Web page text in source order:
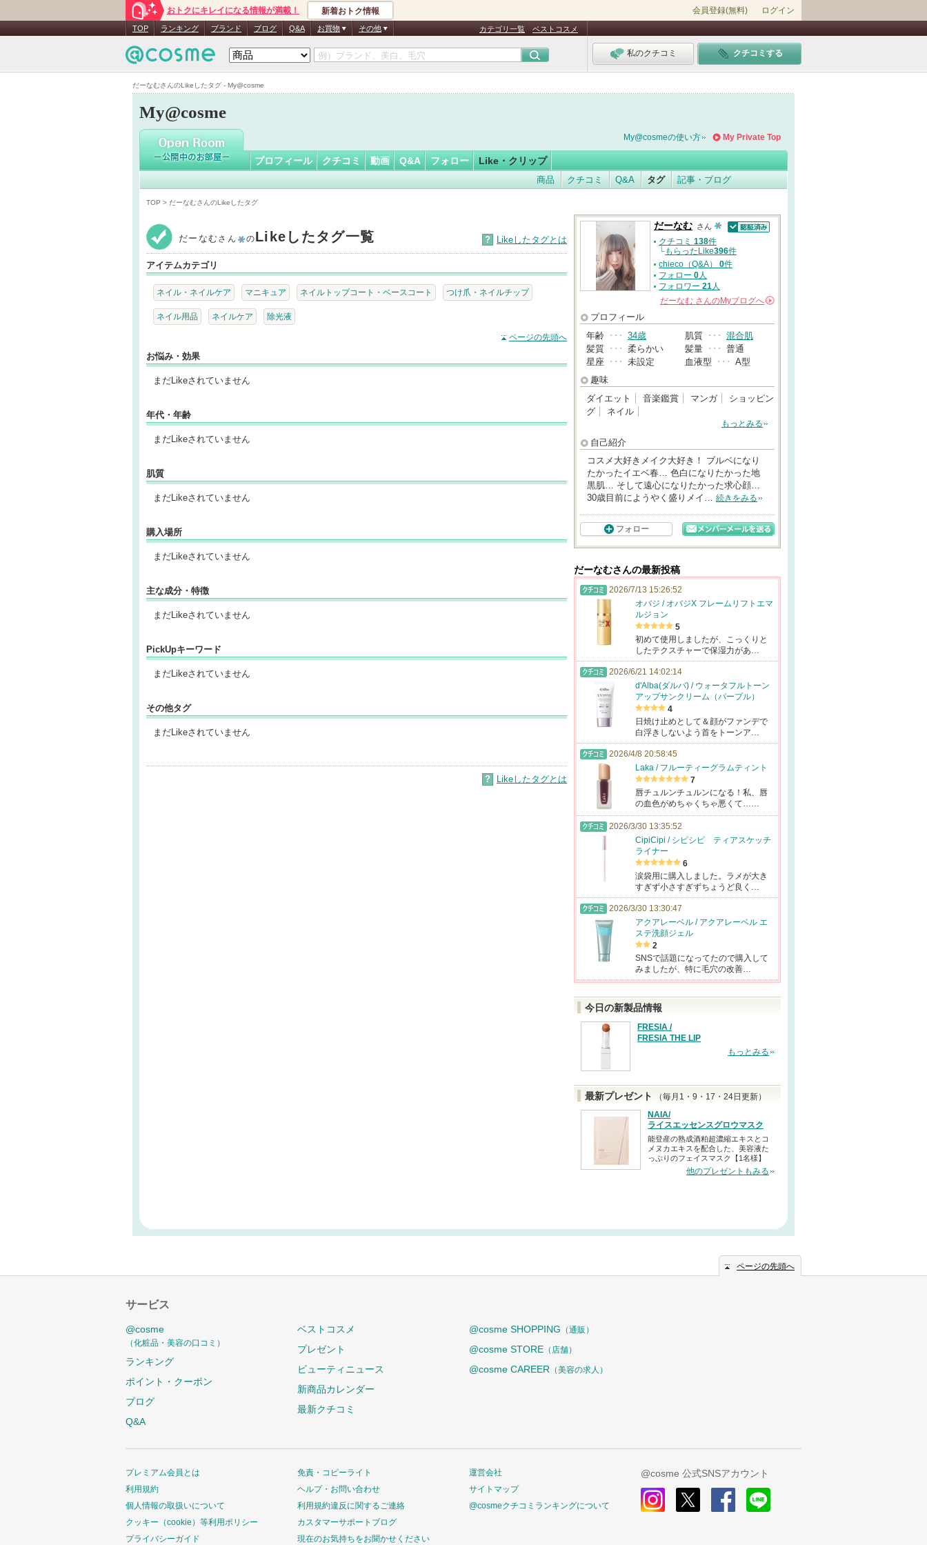
だーなむさんのLikeしたタグ - My@cosme
おトクにキレイになる情報が満載！ 新着おトク情報 会員登録(無料) ログイン
TOP ランキング ブランド ブログ Q&A お買物 その他 カテゴリ一覧 ベストコスメ
私のクチコミ クチコミする
My@cosme
だーなむさん
認
証
My Private Top
My@cosmeの使い方
プロフィール クチコミ 動画 Q&A フォロー Like・クリップ
商品 クチコミ Q&A タグ 記事・ブログ
TOP > だーなむさんのLikeしたタグ
だーなむ さん のLikeしたタグ一覧 ? Likeしたタグとは
アイテムカテゴリ
ネイル・ネイルケア マニキュア ネイルトップコート・ベースコート つけ爪・ネイルチップ
ネイル用品 ネイルケア 除光液
ページの先頭へ
お悩み・効果
まだLikeされていません
年代・年齢
まだLikeされていません
肌質
まだLikeされていません
購入場所
まだLikeされていません
主な成分・特徴
まだLikeされていません
PickUpキーワード
まだLikeされていません
その他タグ
まだLikeされていません
? Likeしたタグとは
だーなむ さん
クチコミ 138件
└もらったLike396件
chieco（Q&A） 0件
フォロー 0人
フォロワー 21人
だーなむ さんのMyブログへ
プロフィール
年齢 ･･･ 34歳 肌質 ･･･ 混合肌
髪質 ･･･ 柔らかい 髪量 ･･･ 普通
星座 ･･･ 未設定 血液型 ･･･ A型
趣味
ダイエット
音楽鑑賞 マンガ
ショッピン
グ
ネイル
もっとみる
自己紹介
コスメ大好きメイク大好き！ ブルベになり
たかったイエベ春… 色白になりたかった地
黒肌… そして遠心になりたかった求心顔…
30歳目前にようやく盛りメイ… 続きをみる
フォロー
だーなむさんの最新投稿
2026/7/13 15:26:52
オバジ / オバジX フレームリフトエマ
ルジョン
5
初めて使用しましたが、こっくりと
したテクスチャーで保湿力があ…
2026/6/21 14:02:14
d'Alba(ダルバ) / ウォータフルトーン
アップサンクリーム（パープル）
4
日焼け止めとして＆顔がファンデで
白浮きしないよう首をトーンア…
2026/4/8 20:58:45
Laka / フルーティーグラムティント
7
唇チュルンチュルンになる！私、唇
の血色がめちゃくちゃ悪くて……
2026/3/30 13:35:52
CipiCipi / シピシピ ティアスケッチ
ライナー
6
涙袋用に購入しました。ラメが大き
すぎず小さすぎずちょうど良く…
2026/3/30 13:30:47
アクアレーベル / アクアレーベル エ
ステ洗顔ジェル
2
SNSで話題になってたので購入して
みましたが、特に毛穴の改善…
今日の新製品情報
FRESIA /
FRESIA THE LIP
もっとみる
最新プレゼント
（毎月1・9・17・24日更新）
NAIA/
ライスエッセンスグロウマスク
能登産の熟成酒粕超濃縮エキスとコ
メヌカエキスを配合した、美容液た
っぷりのフェイスマスク【1名様】
他のプレゼントもみる
ページの先頭へ
サービス
@cosme
（化粧品・美容の口コミ）
ランキング
ポイント・クーポン
ブログ
Q&A
ベストコスメ
プレゼント
ビューティニュース
新商品カレンダー
最新クチコミ
@cosme SHOPPING （通販）
@cosme STORE （店舗）
@cosme CAREER （美容の求人）
プレミアム会員とは
利用規約
個人情報の取扱いについて
クッキー（cookie）等利用ポリシー
プライバシーガイド
免責・コピーライト
ヘルプ・お問い合わせ
利用規約違反に関するご連絡
カスタマーサポートブログ
現在のお気持ちをお聞かせください
運営会社
サイトマップ
@cosmeクチコミランキングについて
@cosme 公式SNSアカウント